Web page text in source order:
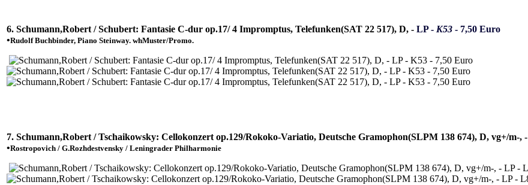
6. Schumann,Robert / Schubert: Fantasie C-dur op.17/ 4 Impromptus, Telefunken(SAT 22 517), D, - LP - K53 - 7,50 Euro
•Rudolf Buchbinder, Piano Steinway. whMuster/Promo.
7. Schumann,Robert / Tschaikowsky: Cellokonzert op.129/Rokoko-Variatio, Deutsche Gramophon(SLPM 138 674), D, vg+/m-, -
•Rostropovich / G.Rozhdestvensky / Leningrader Philharmonie